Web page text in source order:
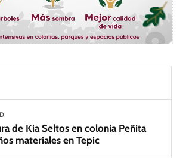
de Kia Seltos en colonia Peñita
materiales en Tepic